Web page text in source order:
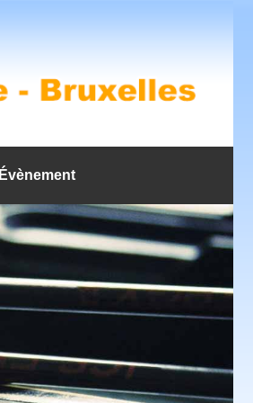
Évènement